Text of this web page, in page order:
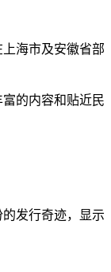
海市及安徽省部
的内容和贴近民
发行奇迹，显示